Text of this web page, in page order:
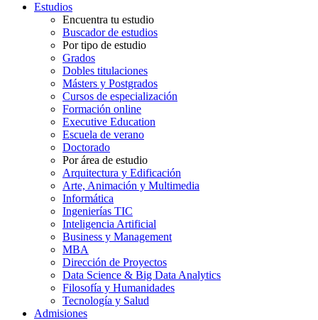
Estudios
Encuentra tu estudio
Buscador de estudios
Por tipo de estudio
Grados
Dobles titulaciones
Másters y Postgrados
Cursos de especialización
Formación online
Executive Education
Escuela de verano
Doctorado
Por área de estudio
Arquitectura y Edificación
Arte, Animación y Multimedia
Informática
Ingenierías TIC
Inteligencia Artificial
Business y Management
MBA
Dirección de Proyectos
Data Science & Big Data Analytics
Filosofía y Humanidades
Tecnología y Salud
Admisiones